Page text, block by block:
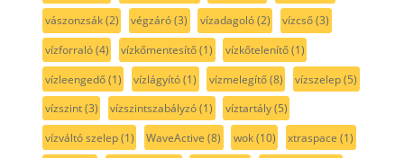
vászonzsák(2) végzáró(3) vízadagoló(2) vízcső(3)
vízforraló(4) vízkőmentesítő(1) vízkőtelenítő(1)
vízleengedő(1) vízlágyító(1) vízmelegítő(8) vízszelep(5)
vízszint(3) vízszintszabályzó(1) víztartály(5)
vízváltó szelep(1) WaveActive (8) wok(10) xtraspace (1)